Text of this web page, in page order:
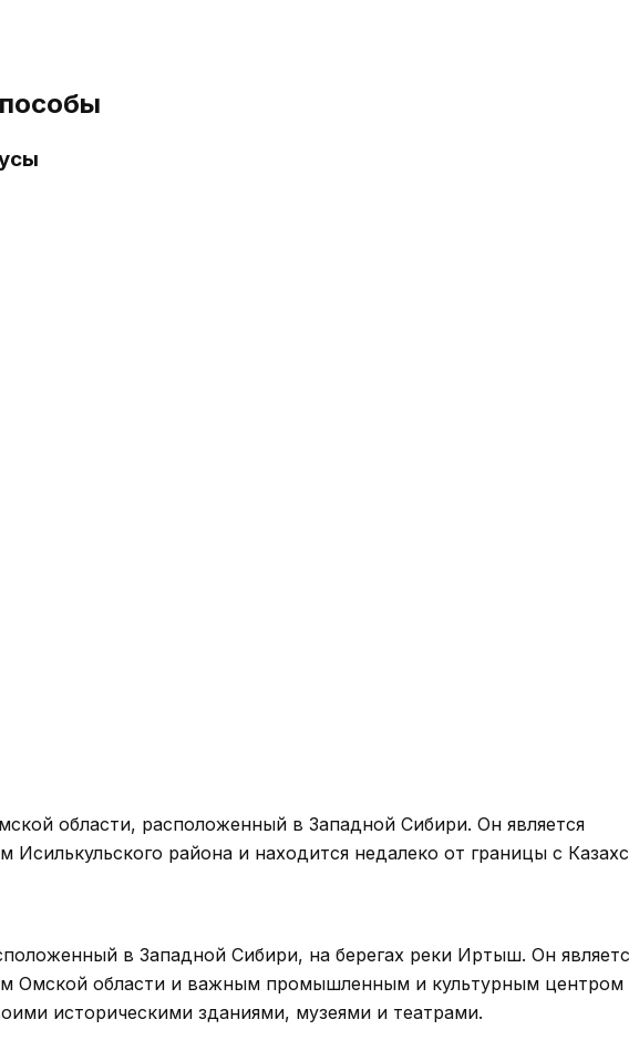
области, расположенный в Западной Сибири. Он является
района и находится недалеко от границы с
в Западной Сибири, на берегах реки Иртыш. Он
Омской области и важным промышленным и культурным центром
историческими зданиями, музеями и театрами.